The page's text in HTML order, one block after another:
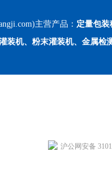
主营产品： 定量包装
装机、粉末灌装机、金属检
沪公网安备